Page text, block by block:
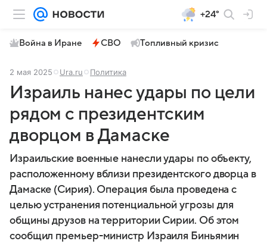
+24°
Война в Иране СВО Топливный кризис
2 мая 2025 Ura.ru Политика
Израиль нанес удары по цели
рядом с президентским
дворцом в Дамаске
Израильские военные нанесли удары по объекту,
расположенному вблизи президентского дворца в
Дамаске (Сирия). Операция была проведена с
целью устранения потенциальной угрозы для
общины друзов на территории Сирии. Об этом
сообщил премьер-министр Израиля Биньямин